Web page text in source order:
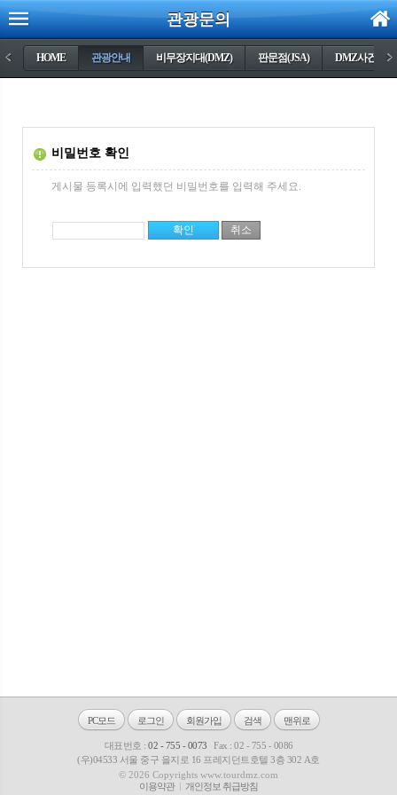
관광문의
< HOME 관광안내 비무장지대(DMZ) 판문점(JSA) DMZ사건들 >
비밀번호 확인
게시물 등록시에 입력했던 비밀번호를 입력해 주세요.
PC모드 로그인 회원가입 검색 맨위로
대표번호 : 02 - 755 - 0073
Fax : 02 - 755 - 0086
(우)04533 서울 중구 을지로 16 프레지던트호텔 3층 302 A호
© 2026 Copyrights www.tourdmz.com
이용약관
개인정보 취급방침